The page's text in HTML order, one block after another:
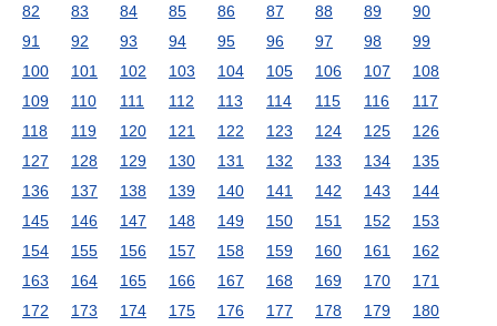
82
83 84 85 86 87 88 89
90
91
92 93 94 95 96 97 98
99
100
101 102 103 104 105 106 107
108
109
110 111 112 113 114 115 116
117
118
119 120 121 122 123 124 125
126
127
128 129 130 131 132 133 134
135
136
137 138 139 140 141 142 143
144
145
146 147 148 149 150 151 152
153
154
155 156 157 158 159 160 161
162
163
164 165 166 167 168 169 170
171
172
173 174 175 176 177 178 179
180